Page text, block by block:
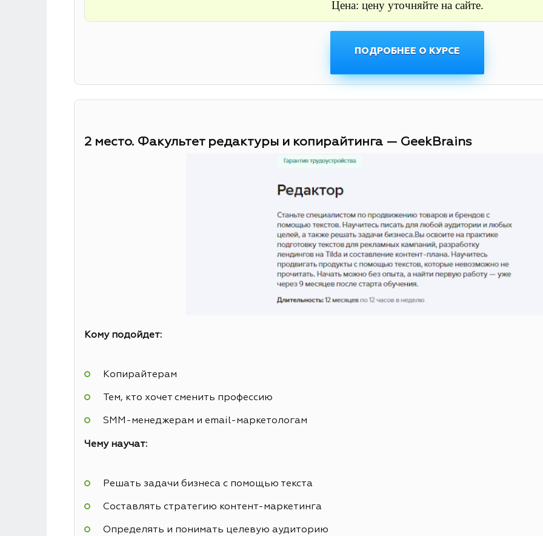
Цена: цену уточняйте на сайте.
ПОДРОБНЕЕ О КУРСЕ
2 место. Факультет редактуры и копирайтинга — GeekBrains
Кому подойдет:
Копирайтерам
Тем, кто хочет сменить профессию
SMM-менеджерам и email-маркетологам
Чему научат:
Решать задачи бизнеса с помощью текста‍
Составлять стратегию контент-маркетинга
Определять и понимать целевую аудиторию